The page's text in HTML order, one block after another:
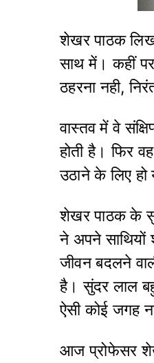
शेखर पाठक
साथ में। कहीं
ठहरना नही,
वास्तव में वे
होती है। फिर
उठाने के लिए हो
शेखर पाठक के
ने अपने
जीवन बदलने
है। सुंदर लाल
ऐसी कोई जगह
आज प्रोफेसर